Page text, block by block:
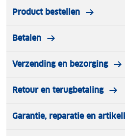
Product bestellen
Betalen
Verzending en bezorging
Retour en terugbetaling
Garantie, reparatie en